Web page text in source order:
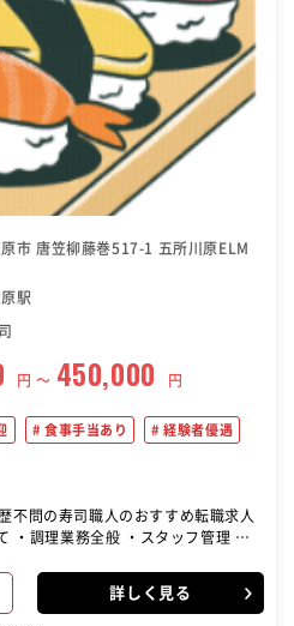
市 唐笠柳藤巻517-1 五所川原ELM
駅
円 〜 450,000 円
食事手当あり 経験者優遇
不問の寿司職人のおすすめ転職求人
詳しく見る